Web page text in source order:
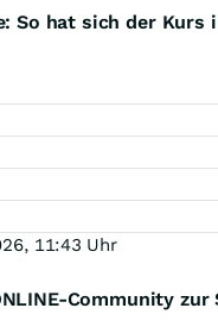
So hat sich der Kurs
11:43 Uhr
Community zur